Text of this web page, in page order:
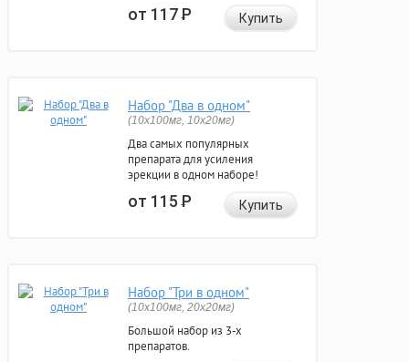
от 117Р Купить
Набор "Два в одном"
(10x100мг, 10x20мг)
Два самых популярных
препарата для усиления
эрекции в одном наборе!
от 115Р Купить
Набор "Три в одном"
(10x100мг, 20x20мг)
Большой набор из 3-х
препаратов.